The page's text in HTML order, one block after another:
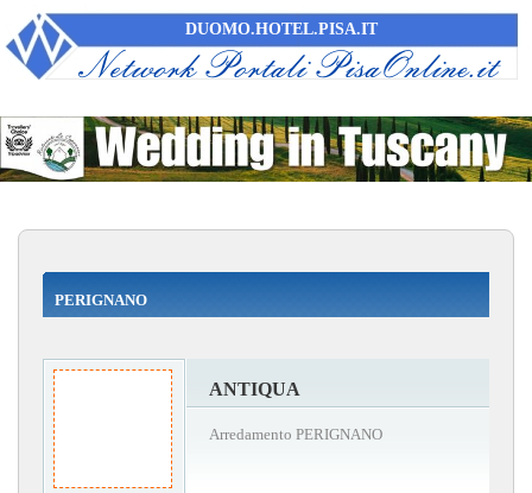
DUOMO.HOTEL.PISA.IT
PERIGNANO
ANTIQUA
Arredamento PERIGNANO